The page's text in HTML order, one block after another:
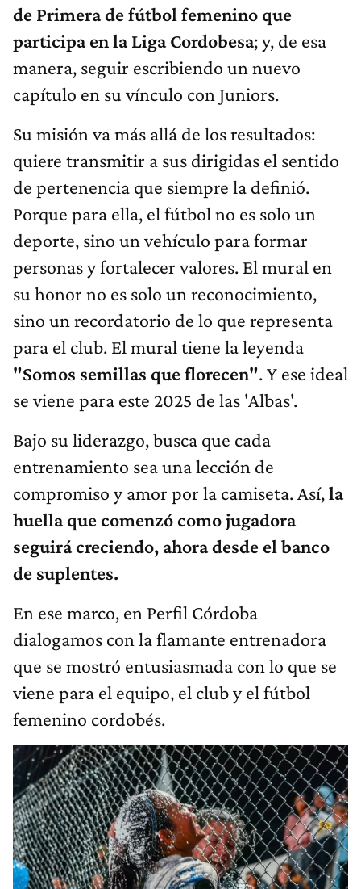
de Primera de fútbol femenino que
participa en la Liga Cordobesa; y, de esa
manera, seguir escribiendo un nuevo
capítulo en su vínculo con Juniors.
Su misión va más allá de los resultados:
quiere transmitir a sus dirigidas el sentido
de pertenencia que siempre la definió.
Porque para ella, el fútbol no es solo un
deporte, sino un vehículo para formar
personas y fortalecer valores. El mural en
su honor no es solo un reconocimiento,
sino un recordatorio de lo que representa
para el club. El mural tiene la leyenda
"Somos semillas que florecen". Y ese ideal
se viene para este 2025 de las 'Albas'.
Bajo su liderazgo, busca que cada
entrenamiento sea una lección de
compromiso y amor por la camiseta. Así,la
huella que comenzó como jugadora
seguirá creciendo, ahora desde el banco
de suplentes.
En ese marco, en Perfil Córdoba
dialogamos con la flamante entrenadora
que se mostró entusiasmada con lo que se
viene para el equipo, el club y el fútbol
femenino cordobés.